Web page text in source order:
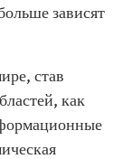
зависят
став
как